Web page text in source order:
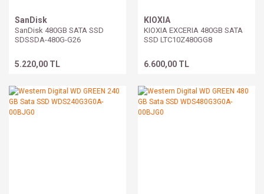
SanDisk
SanDisk 480GB SATA SSD
SDSSDA-480G-G26
5.220,00 TL
KIOXIA
KIOXIA EXCERIA 480GB SATA
SSD LTC10Z480GG8
6.600,00 TL